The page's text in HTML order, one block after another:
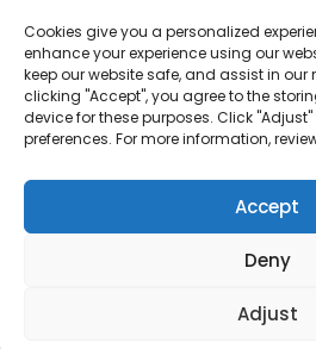
ईमेल: bright@esungroup.net
पता: 15ए, माइक्रोसॉफ्ट केटोंग
गाओक्सिनन 9वीं रोड, हाई टेक
स्ट्रीट, नानशान जिला, शेन्ज़ेन,
कॉपीराइट©2026 शेन्ज़ेन एसुन
*गोपनीयता नीति
Cookies give you a personalized
enhance your experience using our
keep our website safe, and assist in our
clicking "Accept", you agree to the
device for these purposes. Click
preferences. For more information,
Accept
Deny
Adjust